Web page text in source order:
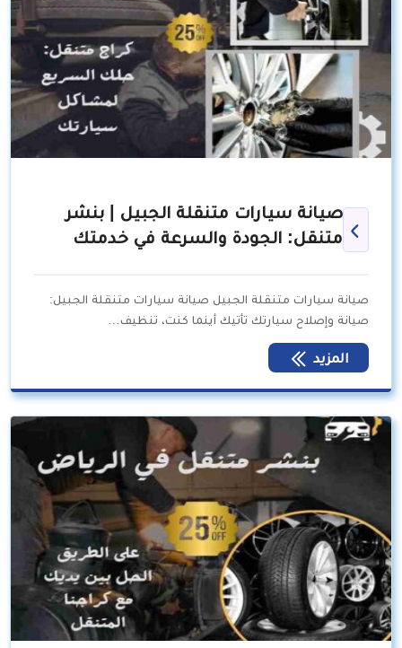
صيانة سيارات متنقلة الجبيل | بنشر
متنقل: الجودة والسرعة في خدمتك
صيانة سيارات متنقلة الجبيل صيانة سيارات متنقلة الجبيل:
صيانة وإصلاح سيارتك تأتيك أينما كنت، تنظيف…
المزيد